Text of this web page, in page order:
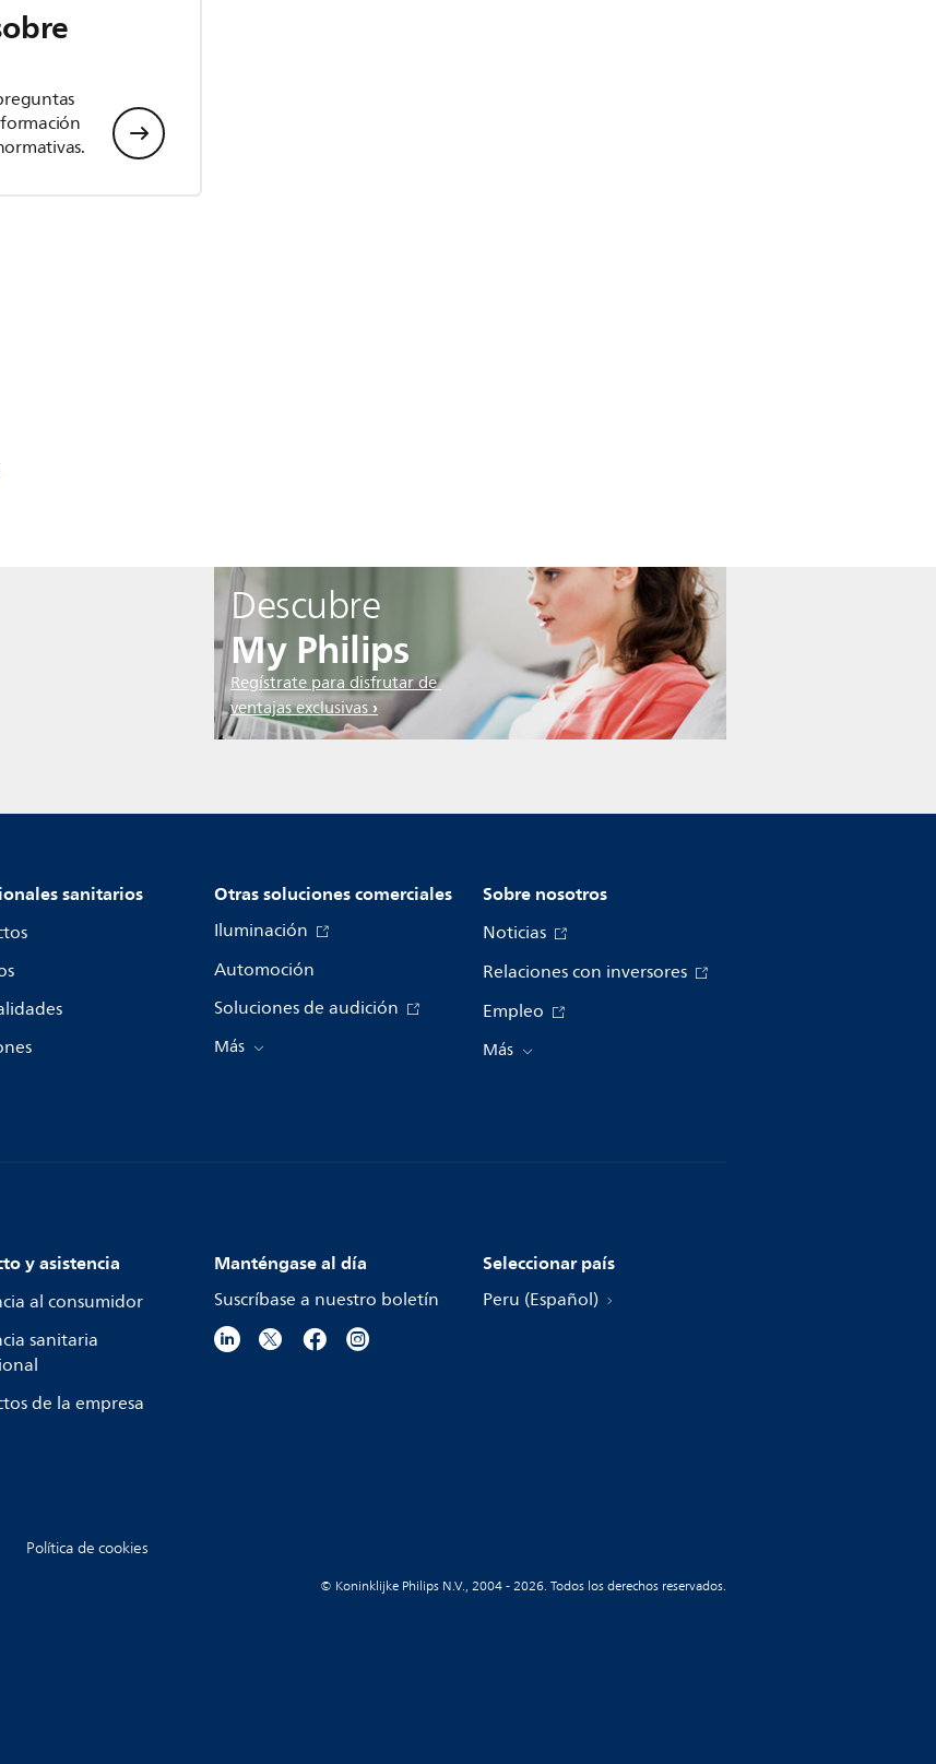
Descubre
My Philips
Regístrate para disfrutar de
ventajas exclusivas
sanitarios Otras soluciones comerciales
Iluminación
Automoción
Soluciones de audición
Más
Sobre nosotros
Noticias
Relaciones con inversores
Empleo
Más
y asistencia
al consumidor
sanitaria
de la empresa
Manténgase al día
Suscríbase a nuestro boletín
Seleccionar país
Peru (Español)
Política de cookies
© Koninklijke Philips N.V., 2004 - 2026. Todos los derechos reservados.